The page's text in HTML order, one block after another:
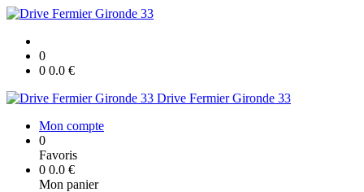
0
0 0.0 €
Drive Fermier Gironde 33
Mon compte
0
Favoris
0 0.0 €
Mon panier